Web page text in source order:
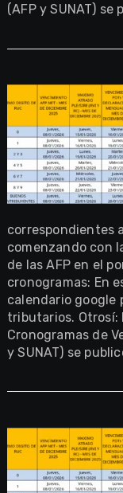
(AFP y SUNAT)
correspondientes
comenzando con
de las AFP en el
cronogramas: En
calendario google
tributarios. Otrosí:
Cronogramas de
y SUNAT) se